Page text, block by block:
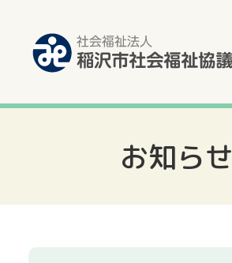
社協とは
社協事業
お知らせ